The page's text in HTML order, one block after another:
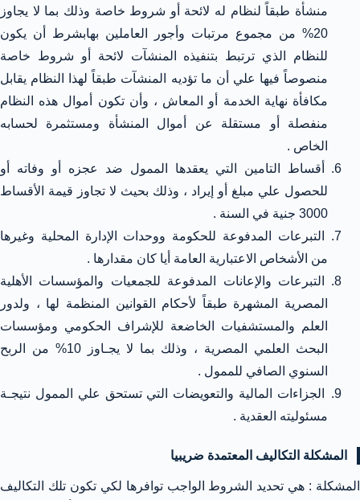
منشأة طبقاً لنظام له لائحة أو شروط خاصة وذلك بما لا يجاوز
20% من مجموع مرتبات وأجور العاملين بهابشرط أن يكون
للنظام الذي ترتبط بتنفيذه المنشآت لائحة أو شروط خاصة
منصوصاً فيها علي أن ما تؤديه المنشآت طبقاً لهذا النظام يقابل
مكافأة نهاية الخدمة أو المعاش ، وأن تكون أموال هذه النظام
منفصلة أو مستقلة عن أموال المنشأة ومستثمرة لحسابه
الخاص .
أقساط التامين التي يعقدها الممول ضد عجزه أو وفاته أو
للحصول علي مبلغ أو إيراد ، وذلك بحيث لا تجاوز قيمة الأقساط
3000 جنية في السنة .
التبرعات المدفوعة للحكومة ووحدات الإدارة المحلية وغيرها
من الأشخاص الاعتبارية العامة أيا كان مقدارها .
التبرعات والإعانات المدفوعة للجمعيات والمؤسسات الأهلية
المصرية المشهرة طبقاً لأحكام القوانين المنظمة لها ، ولدور
العلم والمستشفيات الخاضعة للإشراف الحكومي ومؤسسات
البحث العلمي المصرية ، وذلك بما لا يجـاوز 10% من الربح
السنوي الصافي للممول .
الجزاءات المالية والتعويضات التي تستحق علي الممول نتيجـة
مسئوليته العقدية .
المشكلة التكاليف المعتمدة ضريبيا
المشكلة : هي تحديد الشروط الواجب توافرها لكي تكون تلك التكاليف